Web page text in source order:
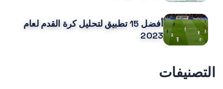
أفضل 15 تطبيق لتحليل كرة القدم لعام
2023
التصنيفات